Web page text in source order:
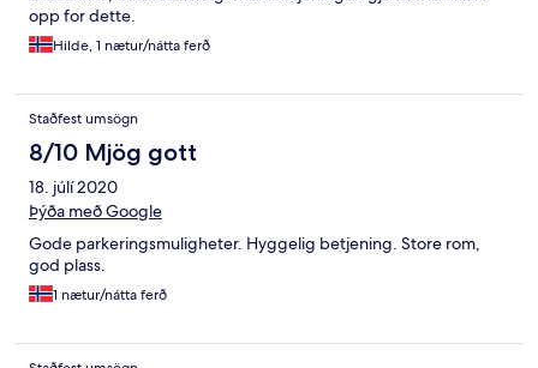
opp for dette.
Hilde, 1 nætur/nátta ferð
Staðfest umsögn
8/10 Mjög gott
18. júlí 2020
Þýða með Google
Gode parkeringsmuligheter. Hyggelig betjening. Store rom,
god plass.
1 nætur/nátta ferð